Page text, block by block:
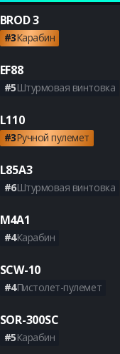
BROD 3
#3Карабин
EF88
#5Штурмовая винтовка
L110
#3Ручной пулемет
L85A3
#6Штурмовая винтовка
M4A1
#4Карабин
SCW-10
#4Пистолет-пулемет
SOR-300SC
#5Карабин